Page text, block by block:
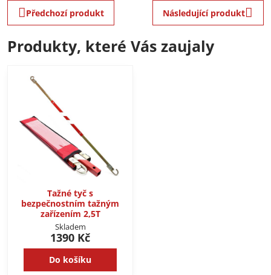
Předchozí produkt Následující produkt
Produkty, které Vás zaujaly
Tažné tyč s
bezpečnostním tažným
zařízením 2,5T
Skladem
1390 Kč
Do košíku